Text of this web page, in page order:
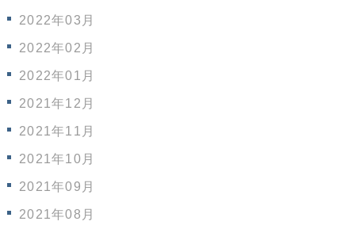
2022年03月
2022年02月
2022年01月
2021年12月
2021年11月
2021年10月
2021年09月
2021年08月